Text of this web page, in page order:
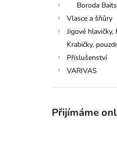
Boroda Baits
Vlasce a šňůry
Jigové hlavičky,
Krabičky,
Příslušenství
VARIVAS
Přijímáme